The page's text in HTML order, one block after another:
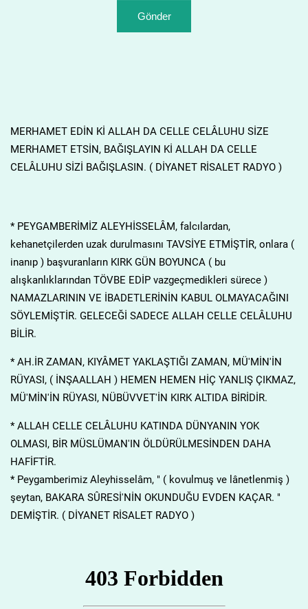
MERHAMET EDİN Kİ ALLAH DA CELLE CELÂLUHU SİZE
MERHAMET ETSİN, BAĞIŞLAYIN Kİ ALLAH DA CELLE
CELÂLUHU SİZİ BAĞIŞLASIN. ( DİYANET RİSALET RADYO )
* PEYGAMBERİMİZ ALEYHİSSELÂM, falcılardan,
kehanetçilerden uzak durulmasını TAVSİYE ETMİŞTİR, onlara (
inanıp ) başvuranların KIRK GÜN BOYUNCA ( bu
alışkanlıklarından TÖVBE EDİP vazgeçmedikleri sürece )
NAMAZLARININ VE İBADETLERİNİN KABUL OLMAYACAĞINI
SÖYLEMİŞTİR. GELECEĞİ SADECE ALLAH CELLE CELÂLUHU
BİLİR.
* AH.İR ZAMAN, KIYÂMET YAKLAŞTIĞI ZAMAN, MÜ'MİN'İN
RÜYASI, ( İNŞAALLAH ) HEMEN HEMEN HİÇ YANLIŞ ÇIKMAZ,
MÜ'MİN'İN RÜYASI, NÜBÜVVET'İN KIRK ALTIDA BİRİDİR.
* ALLAH CELLE CELÂLUHU KATINDA DÜNYANIN YOK
OLMASI, BİR MÜSLÜMAN'IN ÖLDÜRÜLMESİNDEN DAHA
HAFİFTİR.
* Peygamberimiz Aleyhisselâm, " ( kovulmuş ve lânetlenmiş )
şeytan, BAKARA SÛRESİ'NİN OKUNDUĞU EVDEN KAÇAR. "
DEMİŞTİR. ( DİYANET RİSALET RADYO )